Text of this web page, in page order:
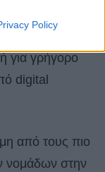
Policy
για γρήγορο
digital
από τους πιο
νομάδων στην